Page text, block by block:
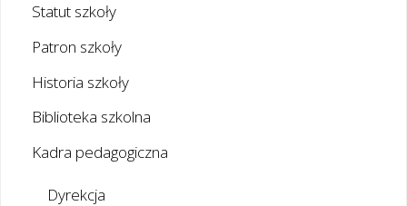
Statut szkoły
Patron szkoły
Historia szkoły
Biblioteka szkolna
Kadra pedagogiczna
Dyrekcja